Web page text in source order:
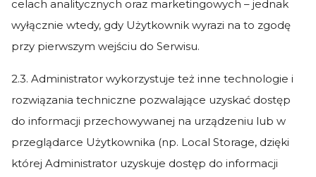
celach analitycznych oraz marketingowych – jednak
wyłącznie wtedy, gdy Użytkownik wyrazi na to zgodę
przy pierwszym wejściu do Serwisu.
2.3. Administrator wykorzystuje też inne technologie i
rozwiązania techniczne pozwalające uzyskać dostęp
do informacji przechowywanej na urządzeniu lub w
przeglądarce Użytkownika (np. Local Storage, dzięki
której Administrator uzyskuje dostęp do informacji